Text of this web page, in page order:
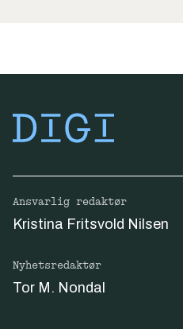
Ansvarlig redaktør
Kristina Fritsvold Nilsen
Nyhetsredaktør
Tor M. Nondal